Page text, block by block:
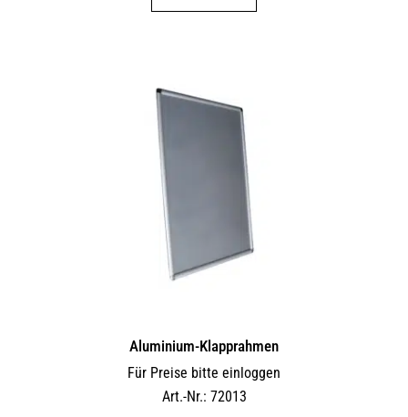
Aluminium-Klapprahmen
Für Preise bitte einloggen
Art.-Nr.: 72013